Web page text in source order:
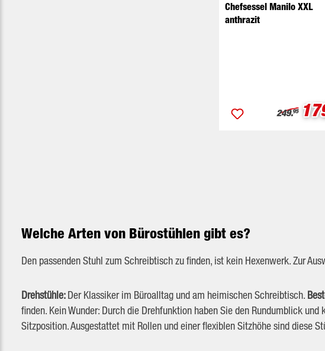
Chefsessel Manilo XXL
anthrazit
Regulärer
249.95
Welche Arten von Bürostühlen gibt es?
Den passenden Stuhl zum Schreibtisch zu finden, ist kein Hexenwerk. Zur
Drehstühle:Der Klassiker im Büroalltag und am heimischen Schreibtisch.
finden. Kein Wunder: Durch die Drehfunktion haben Sie den Rundumblick
Sitzposition. Ausgestattet mit Rollen und einer flexiblen Sitzhöhe sind diese